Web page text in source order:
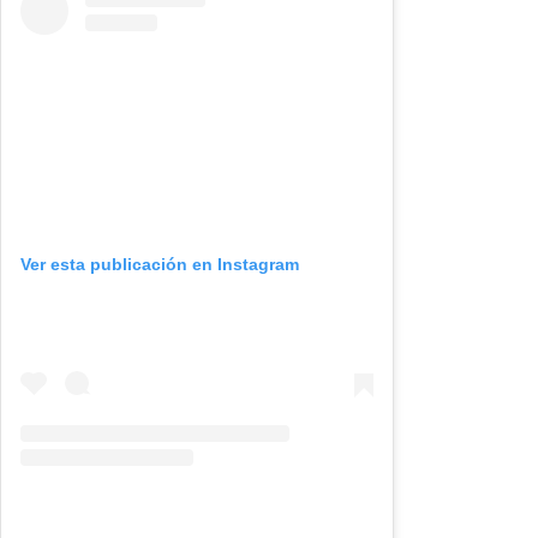
Ver esta publicación en Instagram